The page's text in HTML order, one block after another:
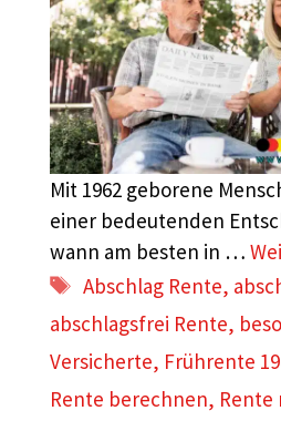
Mit 1962 geborene
einer bedeutenden
wann am besten in …
Schlagwörter
Abschlag Rente,
abschlagsfrei Rente,
Versicherte, Frührente
Rente berechnen, Rente